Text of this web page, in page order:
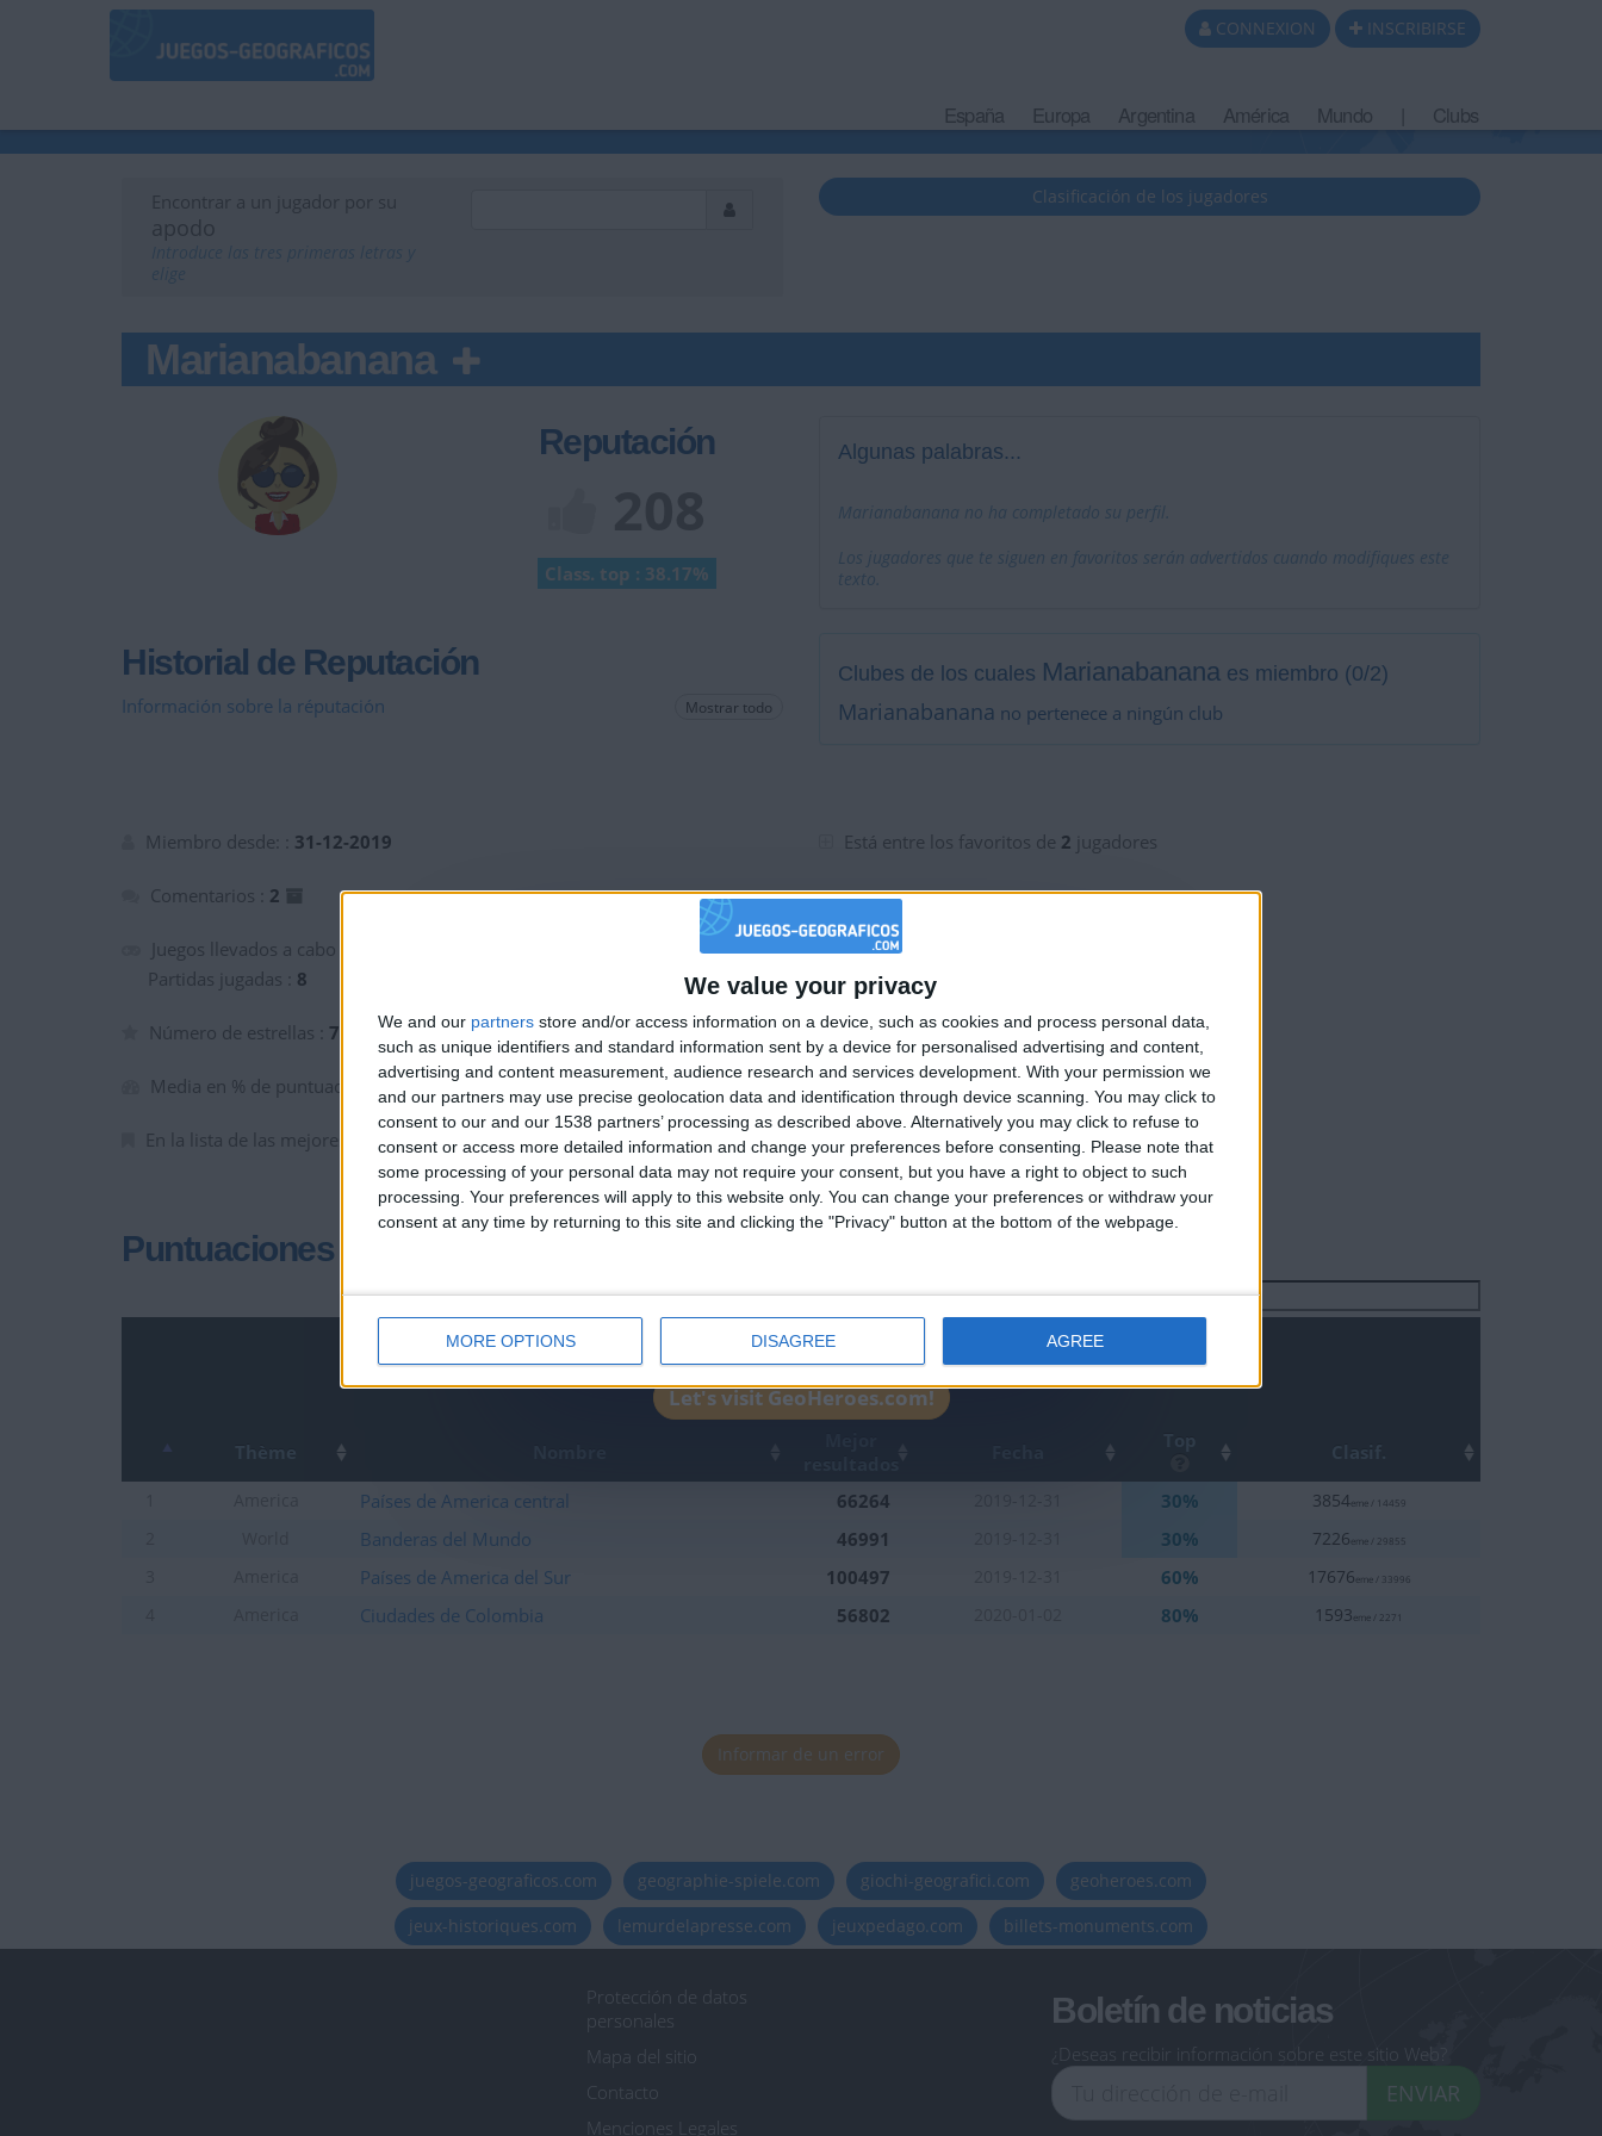
We value your privacy
We and our partners store and/or access information on a device, such as cookies and process personal data,
such as unique identifiers and standard information sent by a device for personalised advertising and content,
advertising and content measurement, audience research and services development. With your permission we
and our partners may use precise geolocation data and identification through device scanning. You may click to
consent to our and our 1538 partners’ processing as described above. Alternatively you may click to refuse to
consent or access more detailed information and change your preferences before consenting.
Please note that
some processing of your personal data may not require your consent, but you have a right to object to such
processing. Your preferences will apply to this website only. You can change your preferences or withdraw your
consent at any time by returning to this site and clicking the "Privacy" button at the bottom of the webpage.
MORE OPTIONS DISAGREE AGREE
CONNEXION INSCRIBIRSE
España Europa Argentina América Mundo Clubs
Encontrar a un jugador por su
apodo
Clasificación de los jugadores
Marianabanana
Reputación
Class. top : 38.17%
Historial de Reputación
Información sobre la réputación Mostrar todo
Algunas palabras...
Marianabanana no ha completado su perfil.
Los jugadores que te siguen en favoritos serán advertidos cuando modifiques este
texto.
Clubes de los cuales Marianabanana es miembro (0/2)
Marianabanana no pertenece a ningún club
Miembro desde: : 31-12-2019
Comentarios : 2
Juegos llevados a cabo :
Partidas jugadas : 8
Número de estrellas : 7
Media en % de puntuación max. : 68.08%
En la lista de las mejores partidas :0
Está entre los favoritos de 2 jugadores
Puntuaciones
Buscar:
2
Thème Top Clasif.
Países de America central 66264 30% 3854eme / 14459
Banderas del Mundo 46991 30% 7226eme / 29855
Países de America del Sur 100497 60% 17676eme / 33996
Ciudades de Colombia 56802 80% 1593eme / 2271
Informar de un error
juegos-geograficos.com geographie-spiele.com giochi-geografici.com
geoheroes.com
jeux-historiques.com
lemurdelapresse.com jeuxpedago.com billets-monuments.com
Protección de datos
personales
Mapa del sitio
Contacto
Menciones Legales
Boletín de noticias
¿Deseas recibir información sobre este sitio Web?
ENVIAR
🇺🇸 We noticed you’re visiting from
an English-speaking country
Join our American version now and be among
the firsts to submit your score on our
leaderboards!
Let's visit GeoHeroes.com!